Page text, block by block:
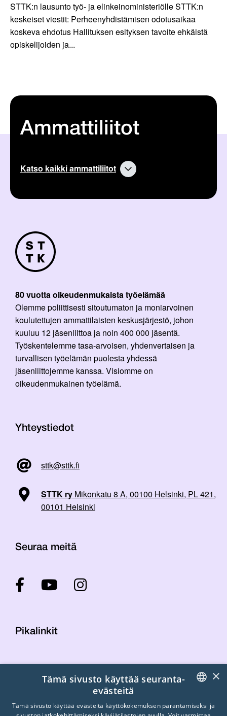
STTK:n lausunto työ- ja elinkeinoministeriölle STTK:n
keskeiset viestit: Perheenyhdistämisen odotusaikaa
koskeva ehdotus Hallituksen esityksen tavoite ehkäistä
opiskelijoiden ja...
Ammattiliitot
Katso kaikki ammattiliitot
80 vuotta oikeudenmukaista työelämää
Olemme poliittisesti sitoutumaton ja moniarvoinen
koulutettujen ammattilaisten keskusjärjestö, johon
kuuluu 12 jäsenliittoa ja noin 400 000 jäsentä.
Työskentelemme tasa-arvoisen, yhdenvertaisen ja
turvallisen työelämän puolesta yhdessä
jäsenliittojemme kanssa. Visiomme on
oikeudenmukainen työelämä.
Yhteystiedot
sttk@sttk.fi
STTK ry Mikonkatu 8 A, 00100 Helsinki, PL 421,
00101 Helsinki
Seuraa meitä
Pikalinkit
Laskutustiedot
Tietosuojaseloste
FINNISH
×
Tämä sivusto käyttää seuranta-
evästeitä
Tämä sivusto käyttää evästeitä käyttökokemuksen parantamiseksi ja